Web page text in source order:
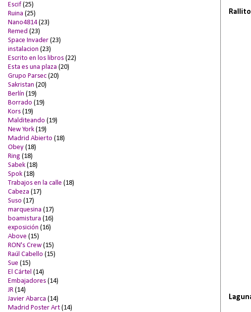
Escif (25)
Ruina (25)
Nano4814 (23)
Remed (23)
Space Invader (23)
instalacion (23)
Escrito en los libros (22)
Esta es una plaza (20)
Grupo Parsec (20)
Sakristan (20)
Berlín (19)
Borrado (19)
Kors (19)
Malditeando (19)
New York (19)
Madrid Abierto (18)
Obey (18)
Ring (18)
Sabek (18)
Spok (18)
Trabajos en la calle (18)
Cabeza (17)
Suso (17)
marquesina (17)
boamistura (16)
exposición (16)
Above (15)
RON's Crew (15)
Raúl Cabello (15)
Sue (15)
El Cártel (14)
Embajadores (14)
JR (14)
Javier Abarca (14)
Madrid Poster Art (14)